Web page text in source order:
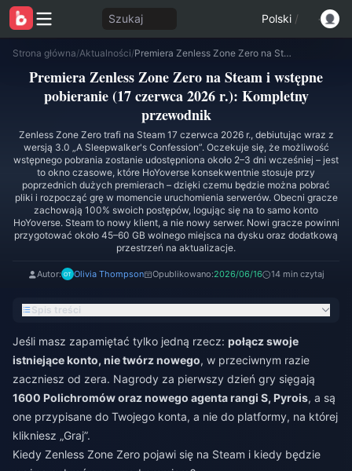
Szukaj Polski /
Strona główna/Aktualności/ Premiera Zenless Zone Zero na Steam i wstępne pobieranie (17 czerwca 2026 r.): Kompletny przewodnik
Premiera Zenless Zone Zero na Steam i wstępne
pobieranie (17 czerwca 2026 r.): Kompletny
przewodnik
Zenless Zone Zero trafi na Steam 17 czerwca 2026 r., debiutując wraz z
wersją 3.0 „A Sleepwalker's Confession”. Oczekuje się, że możliwość
wstępnego pobrania zostanie udostępniona około 2–3 dni wcześniej – jest
to okno czasowe, które HoYoverse konsekwentnie stosuje przy
poprzednich dużych premierach – dzięki czemu będzie można pobrać
pliki i rozpocząć grę w momencie uruchomienia serwerów. Obecni gracze
zachowają 100% swoich postępów, logując się na to samo konto
HoYoverse. Steam to nowy klient, a nie nowy serwer. Nowi gracze powinni
przygotować około 45–60 GB wolnego miejsca na dysku oraz dodatkową
przestrzeń na aktualizacje.
Autor: Olivia Thompson Opublikowano:2026/06/16 14 min czytaj
Spis treści
Jeśli masz zapamiętać tylko jedną rzecz: połącz swoje
istniejące konto, nie twórz nowego, w przeciwnym razie
zaczniesz od zera. Nagrody za pierwszy dzień gry sięgają
1600 Polichromów oraz nowego agenta rangi S, Pyrois, a są
one przypisane do Twojego konta, a nie do platformy, na której
klikniesz „Graj”.
Kiedy Zenless Zone Zero pojawi się na Steam i kiedy będzie